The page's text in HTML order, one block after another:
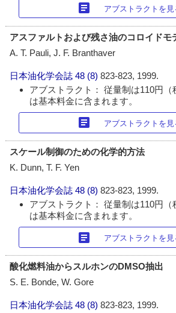
article アブストラクトを見
アスファルトおよび残さ油のコロイドモ
A. T. Pauli, J. F. Branthaver
日本油化学会誌 48 (8)823-823, 1999.
アブストラクト： 従量制は110円（
は基本料金に含まれます。
article アブストラクトを見
スケール制御のための化学的方法
K. Dunn, T. F. Yen
日本油化学会誌 48 (8)823-823, 1999.
アブストラクト： 従量制は110円（
は基本料金に含まれます。
article アブストラクトを見
酸化燃料油からスルホンのDMSO抽出
S. E. Bonde, W. Gore
日本油化学会誌 48 (8)823-823, 1999.